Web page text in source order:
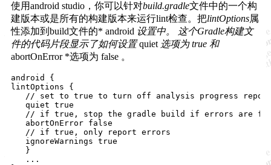
使用android studio，你可以针对build.gradle文件中的一个构
建版本或是所有的构建版本来运行lint检查。把lintOptions属
性添加到build文件的* android 设置中。 这个Gradle构建文
件的代码片段显示了如何设置quiet 选项为 true 和
abortOnError *选项为 false 。
android {
lintOptions {
// set to true to turn off analysis progress
   quiet true
// if true, stop the gradle build if errors are
   abortOnError false
   // if true, only report errors
   ignoreWarnings true
   }
   ...